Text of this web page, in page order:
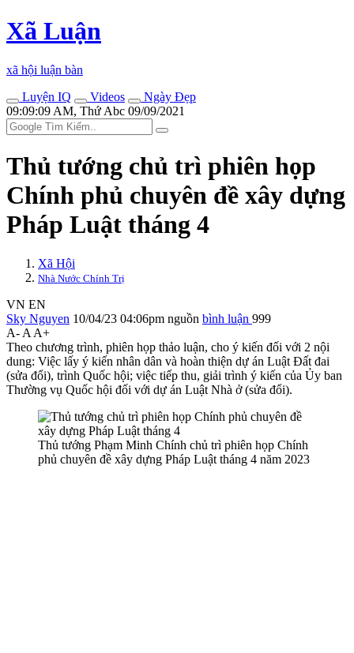
Xã Luận
xã hội luận bàn
Luyện IQ
Videos
Ngày Đẹp
09:09:09 AM, Thứ Abc 09/09/2021
Thủ tướng chủ trì phiên họp
Chính phủ chuyên đề xây dựng
Pháp Luật tháng 4
Xã Hội
Nhà Nước Chính Trị
VN EN
Sky Nguyen 10/04/23 04:06pm nguồn bình luận 999
A- A A+
Theo chương trình, phiên họp thảo luận, cho ý kiến đối với 2 nội
dung: Việc lấy ý kiến nhân dân và hoàn thiện dự án Luật Đất đai
(sửa đổi), trình Quốc hội; việc tiếp thu, giải trình ý kiến của Ủy ban
Thường vụ Quốc hội đối với dự án Luật Nhà ở (sửa đổi).
Thủ tướng Phạm Minh Chính chủ trì phiên họp Chính
phủ chuyên đề xây dựng Pháp Luật tháng 4 năm 2023